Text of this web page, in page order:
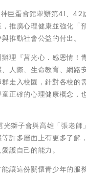
巨蛋會館舉辦第41、
推廣心理健康並強化
推動社會公益的付出。
理『莒光心．感恩情
人際、生命教育、網路
走入校園，針對各校的
正確的心理健康概念
獅子會與高雄「張老
許多層面上有更多了
護自己的能力。
讓這份關懷青少年的